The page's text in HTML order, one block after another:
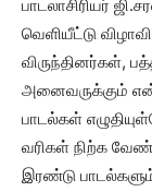
பாடலாசிரியர்
வெளியீட்டு
விருந்தினர்கள்,
அனைவருக்கும்
பாடல்கள்
வரிகள் நிற்க
இரண்டு பாடல்களும்